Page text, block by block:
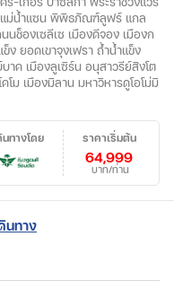
แม่น้ำแซน พิพิธภัณฑ์ลูฟร์ แกล
ช็องเซลีเซ เมืองดีจอง เมืองก
ง ยอดเขาจุงเฟรา ถ้ำน้ำแข็ง
าค เมืองลูเซิร์น อนุสาวรีย์สิงโต
คโม เมืองมิลาน มหาวิหารดูโอโม่มิ
ราคาเริ่มต้น
64,999
บาท/ท่าน
นทางโดย
นทาง